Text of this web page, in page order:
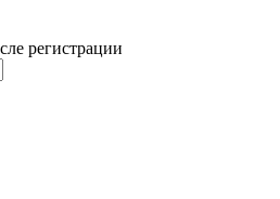
регистрации